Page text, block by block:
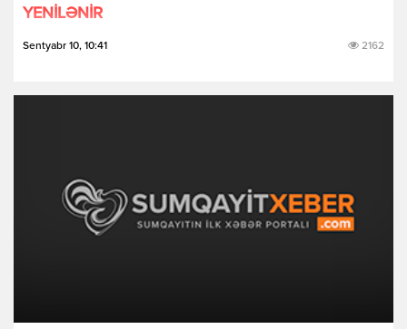
YENİLƏNİR
Sentyabr 10, 10:41 2162